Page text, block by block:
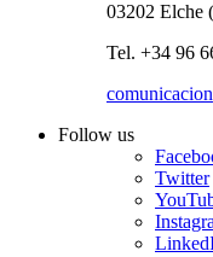
03202 Elche
Tel. +34 96
Follow us
Twitter